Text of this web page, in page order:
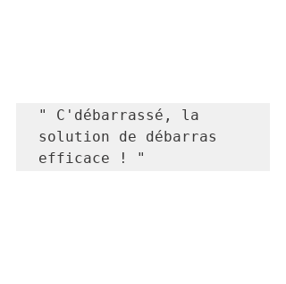
" C'débarrassé, la
solution de débarras
efficace ! "